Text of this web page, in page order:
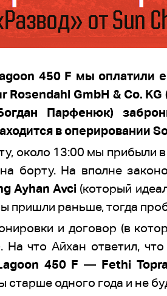
450 F мы оплатили
Rosendahl GmbH & Co.
Парфенюк)
в оперировании
около 13:00 мы
борту. На вполне
Ayhan Avci (который
пришли раньше, тогда
и договор (в
На что Айхан ответил,
450 F — Fethi
одного года и не